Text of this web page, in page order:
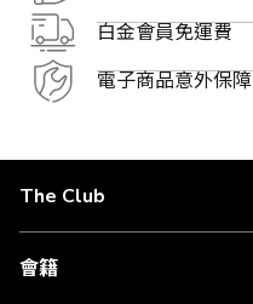
白金會員免運費
電子商品意外保障
The Club
關於 The Club
合作夥伴
會籍